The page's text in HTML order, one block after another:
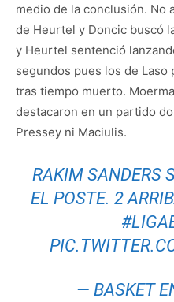
medio de la conclusión.
de Heurtel y Doncic buscó
y Heurtel sentenció
segundos pues los de
tras tiempo muerto.
destacaron en un partido
Pressey ni Maciulis.
RAKIM SANDERS
EL POSTE. 2
— BASKET